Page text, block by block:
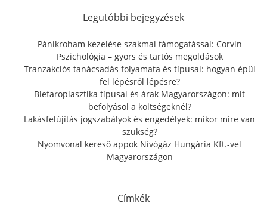
f
r
:
Legutóbbi bejegyzések
Pánikroham kezelése szakmai támogatással: Corvin
Pszichológia – gyors és tartós megoldások
Tranzakciós tanácsadás folyamata és típusai: hogyan épül
fel lépésről lépésre?
Blefaroplasztika típusai és árak Magyarországon: mit
befolyásol a költségeknél?
Lakásfelújítás jogszabályok és engedélyek: mikor mire van
szükség?
Nyomvonal kereső appok Nívógáz Hungária Kft.-vel
Magyarországon
Címkék